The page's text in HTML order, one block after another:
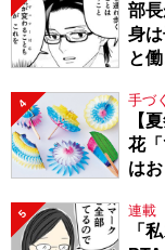
部
身
と
4 手づ
【
花
は
5 連載
「